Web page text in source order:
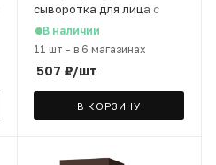
сыворотка для лица с
цинком и аргинином
ARAVIA Laboratories, 50
В наличии
11 шт - в 6 магазинах
507 ₽/шт
В КОРЗИНУ